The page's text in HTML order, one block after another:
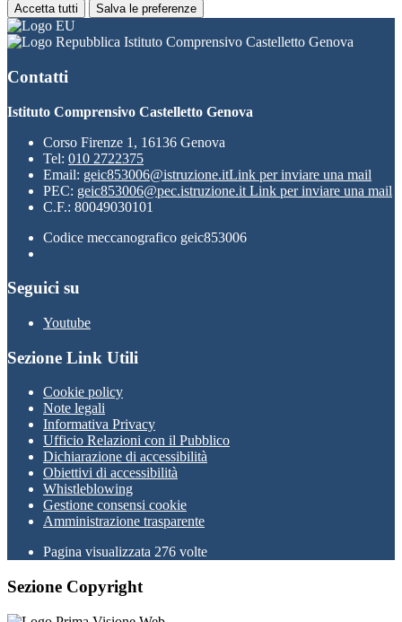
Accetta tutti Salva le preferenze
Istituto Comprensivo Castelletto Genova
Contatti
Istituto Comprensivo Castelletto Genova
Corso Firenze 1, 16136 Genova
Tel: 010 2722375
Email: geic853006@istruzione.itLink per inviare una mail
PEC: geic853006@pec.istruzione.it Link per inviare una mail
C.F.: 80049030101
Codice meccanografico geic853006
Seguici su
Youtube
Sezione Link Utili
Cookie policy
Note legali
Informativa Privacy
Ufficio Relazioni con il Pubblico
Dichiarazione di accessibilità
Obiettivi di accessibilità
Whistleblowing
Gestione consensi cookie
Amministrazione trasparente
Pagina visualizzata 276 volte
Sezione Copyright